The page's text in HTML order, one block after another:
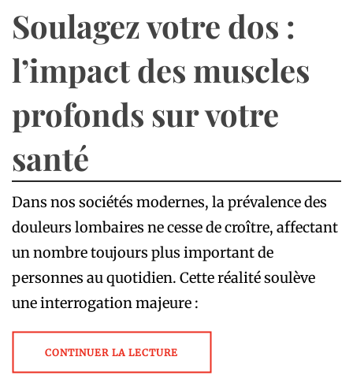
Soulagez votre dos :
l’impact des muscles
profonds sur votre
santé
Dans nos sociétés modernes, la prévalence des
douleurs lombaires ne cesse de croître, affectant
un nombre toujours plus important de
personnes au quotidien. Cette réalité soulève
une interrogation majeure :
CONTINUER LA LECTURE